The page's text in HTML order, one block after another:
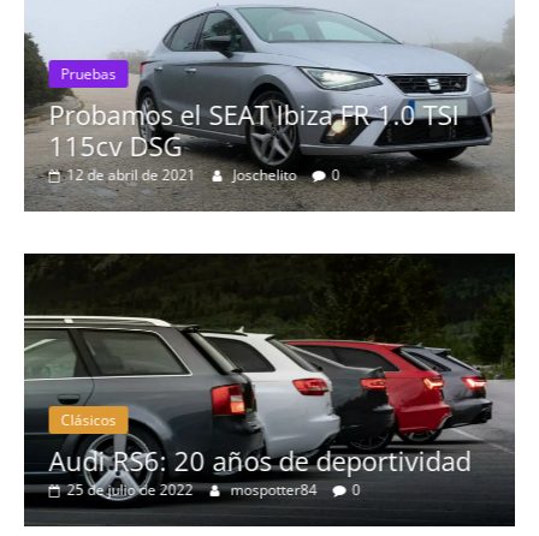
Pruebas
Probamos el SEAT Ibiza FR 1.0 TSI
115cv DSG
12 de abril de 2021 Joschelito 0
Clásicos
Audi RS6: 20 años de deportividad
25 de julio de 2022 mospotter84 0